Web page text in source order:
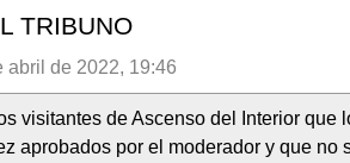
TRIBUNO
abril de 2022, 19:46
visitantes de Ascenso del Interior que
aprobados por el moderador y que no